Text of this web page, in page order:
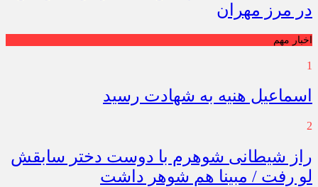
در مرز مهران
اخبار مهم
1
اسماعیل هنیه به شهادت رسید
2
راز شیطانی شوهرم با دوست دختر سابقش
لو رفت / مبینا هم شوهر داشت